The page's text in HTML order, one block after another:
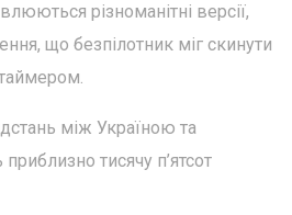
різноманітні версії,
що безпілотник міг скинути
між Україною та
тисячу п’ятсот